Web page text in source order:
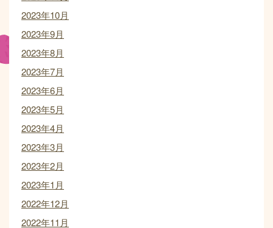
2023年10月
2023年9月
2023年8月
2023年7月
2023年6月
2023年5月
2023年4月
2023年3月
2023年2月
2023年1月
2022年12月
2022年11月